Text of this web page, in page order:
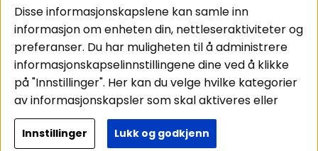
Billyd
Lyd til hjemmet
Pakkeløsninger
Hva passer i bilen
Instagram
Facebook
Youtube
Tiktok
Copyright © 2026 - BRL Electronics
Disse informasjonskapslene kan samle inn
informasjon om enheten din, nettleseraktiviteter og
preferanser. Du har muligheten til å administrere
informasjonskapselinnstillingene dine ved å klikke
på "Innstillinger". Her kan du velge hvilke kategorier
av informasjonskapsler som skal aktiveres eller
deaktiveres. Vær oppmerksom på at deaktivering
av noen informasjonskapsler kan påvirke
Innstillinger Lukk og godkjenn